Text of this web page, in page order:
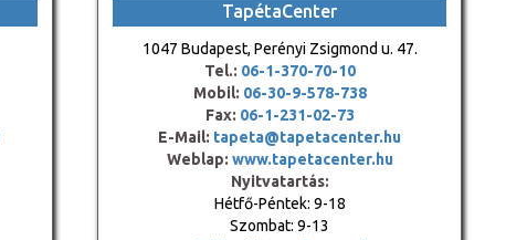
TapétaCenter
1047 Budapest, Perényi Zsigmond u. 47.
Tel.: 06-1-370-70-10
Mobil: 06-30-9-578-738
Fax: 06-1-231-02-73
E-Mail: tapeta@tapetacenter.hu
Weblap: www.tapetacenter.hu
Nyitvatartás:
Hétfő-Péntek: 9-18
Szombat: 9-13